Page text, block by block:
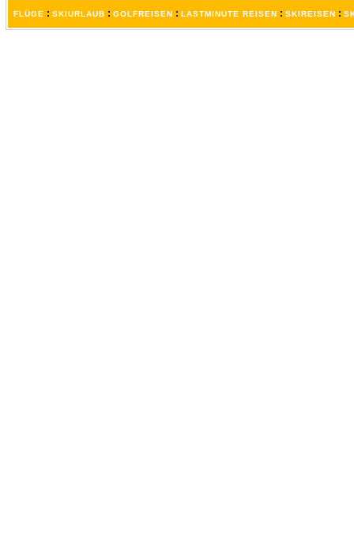
FLÜGE : SKIURLAUB : GOLFREISEN : LASTMINUTE REISEN : SKIREISEN :